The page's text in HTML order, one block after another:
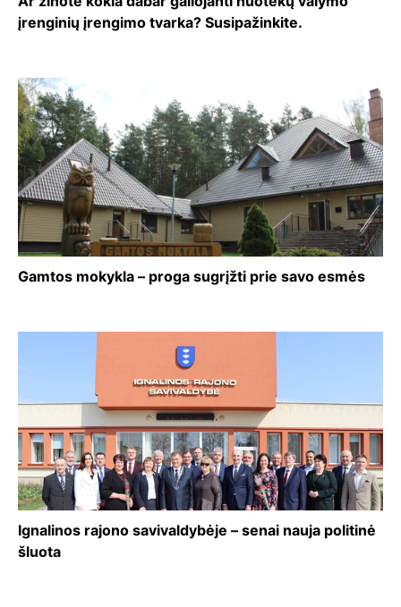
įrenginių įrengimo tvarka? Susipažinkite.
Gamtos mokykla – proga sugrįžti prie savo esmės
Ignalinos rajono savivaldybėje – senai nauja politinė
šluota